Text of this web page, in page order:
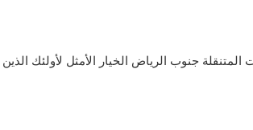
جنوب الرياض الخيار الأمثل لأولئك الذين